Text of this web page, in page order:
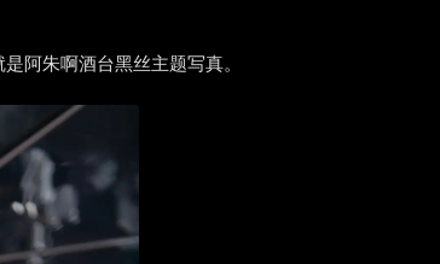
阿朱啊酒台黑丝主题写真。